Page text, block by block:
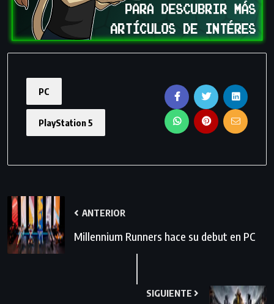
PC
PlayStation 5
ANTERIOR
Millennium Runners hace su debut en PC
SIGUIENTE